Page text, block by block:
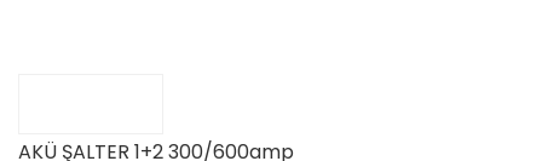
AKÜ ŞALTER 1+2 300/600amp